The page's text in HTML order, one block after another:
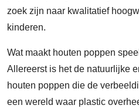
zoek zijn naar kwalitatief
kinderen.
Wat maakt houten poppen
Allereerst is het de natuurlijke
houten poppen die de
een wereld waar plastic